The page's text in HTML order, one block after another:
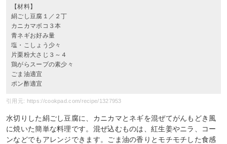
【材料】
絹ごし豆腐１／２丁
カニカマボコ３本
青ネギお好み量
塩・こしょう少々
片栗粉大さじ３～４
鶏がらスープの素少々
ごま油適宜
ポン酢適宜
引用元: https://cookpad.com/recipe/1327953
水切りした絹ごし豆腐に、カニカマとネギを混ぜてがんもどき風
に焼いた簡単な料理です。混ぜ込むものは、紅生姜やニラ、コー
ンなどでもアレンジできます。ごま油の香りとモチモチした食感